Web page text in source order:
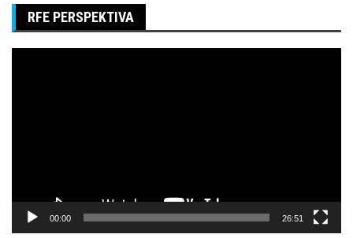
RFE PERSPEKTIVA
00:00 26:51